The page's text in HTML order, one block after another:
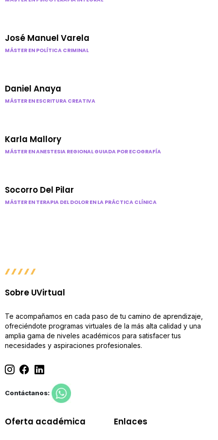
José Manuel Varela
MÁSTER EN POLÍTICA CRIMINAL
Daniel Anaya
MÁSTER EN ESCRITURA CREATIVA
Karla Mallory
MÁSTER EN ANESTESIA REGIONAL GUIADA POR ECOGRAFÍA
Socorro Del Pilar
MÁSTER EN TERAPIA DEL DOLOR EN LA PRÁCTICA CLÍNICA
Sobre UVirtual
Te acompañamos en cada paso de tu camino de aprendizaje,
ofreciéndote programas virtuales de la más alta calidad y una
amplia gama de niveles académicos para satisfacer tus
necesidades y aspiraciones profesionales.
Contáctanos:
Oferta académica Enlaces